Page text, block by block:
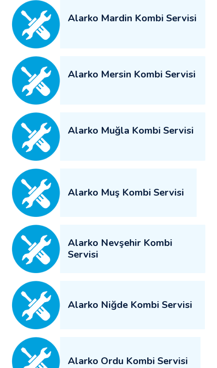
Alarko Mardin Kombi Servisi
Alarko Mersin Kombi Servisi
Alarko Muğla Kombi Servisi
Alarko Muş Kombi Servisi
Alarko Nevşehir Kombi
Servisi
Alarko Niğde Kombi Servisi
Alarko Ordu Kombi Servisi